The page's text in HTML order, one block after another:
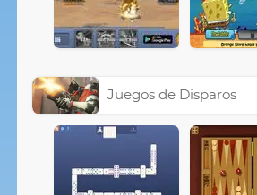
Juegos de Disparos